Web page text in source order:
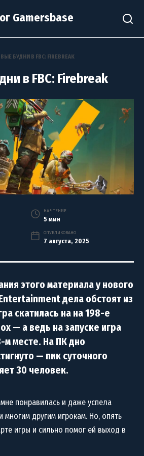
Gamersbase
БУДНИ В FBC: FIREBREAK
в FBC: Firebreak
НА ЧТЕНИЕ
5 мин
ОПУБЛИКОВАНО
7 августа, 2025
этого материала у нового
дела обстоят из
скатилась на на 198-е
— а ведь на запуске игра
м месте. На ПК дно
— пик суточного
30 человек.
понравилась и даже успела
многим другим игрокам. Но, опять
игры и сильно помог ей выход в